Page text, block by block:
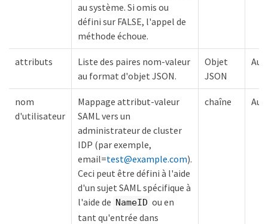
au système. Si omis ou
défini sur FALSE, l'appel de
méthode échoue.
attributs
Liste des paires nom-valeur
au format d'objet JSON.
Objet
JSON
nom
d'utilisateur
Mappage attribut-valeur
SAML vers un
administrateur de cluster
IDP (par exemple,
email=test@example.com).
Ceci peut être défini à l'aide
d'un sujet SAML spécifique à
l'aide de NameID ou en
tant qu'entrée dans
chaîne